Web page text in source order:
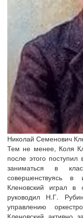
Николай Семенович
Тем не менее, Коля
после этого
заниматься в
совершенствуясь
Кленовский играл в
руководил Н.Г.
управлению
Кленовский активно